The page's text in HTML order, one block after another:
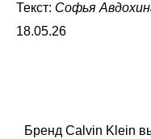
Текст: Софья
18.05.26
Бренд Calvin Klein